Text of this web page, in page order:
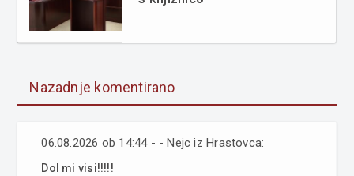
Nazadnje komentirano
06.08.2026 ob 14:44 - - Nejc iz Hrastovca:
Dol mi visi!!!!!